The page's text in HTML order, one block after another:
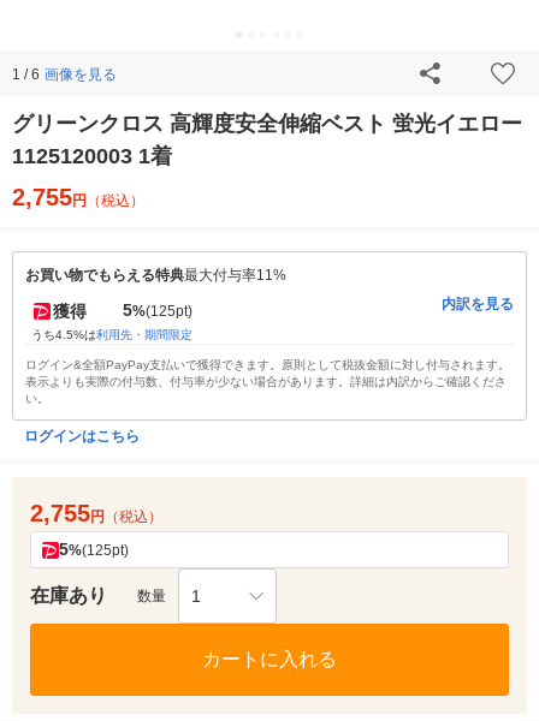
1 / 6 画像を見る
グリーンクロス 高輝度安全伸縮ベスト 蛍光イエロー
1125120003 1着
2,755円 （税込）
お買い物でもらえる特典最大付与率11%
獲得 5%(125pt)
うち4.5%は利用先・期間限定
内訳を見る
ログイン&全額PayPay支払いで獲得できます。原則として税抜金額に対し付与されます。
表示よりも実際の付与数、付与率が少ない場合があります。詳細は内訳からご確認くださ
い。
ログインはこちら
2,755円 （税込）
5%(125pt)
在庫あり 数量 1
カートに入れる